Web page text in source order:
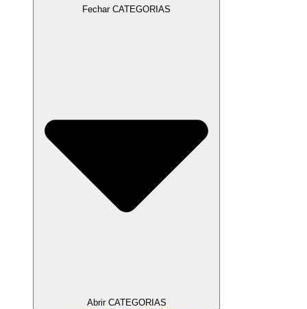
Fechar CATEGORIAS
Abrir CATEGORIAS